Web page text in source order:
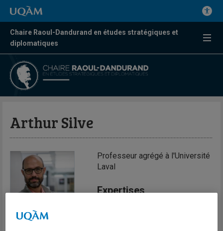
Chaire Raoul-Dandurand en études stratégiques et
diplomatiques
Arthur Silve
Professeur agrégé à l'Université
Laval
Expertises